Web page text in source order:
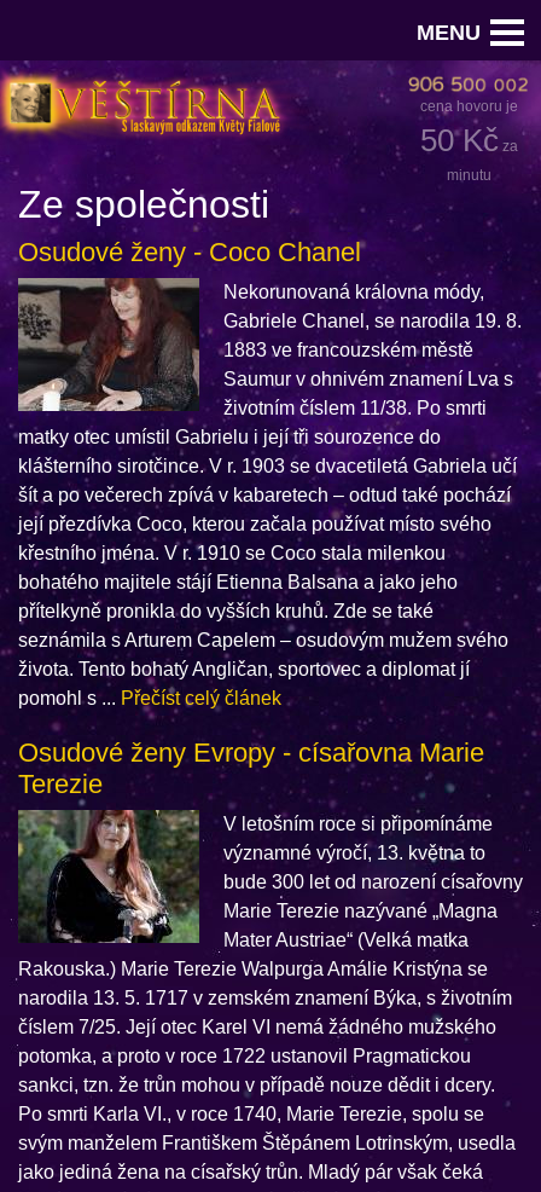
MENU
cena hovoru je
50 Kč za
minutu
Ze společnosti
Osudové ženy - Coco Chanel
Nekorunovaná královna módy,
Gabriele Chanel, se narodila 19. 8.
1883 ve francouzském městě
Saumur v ohnivém znamení Lva s
životním číslem 11/38. Po smrti
matky otec umístil Gabrielu i její tři sourozence do
klášterního sirotčince. V r. 1903 se dvacetiletá Gabriela učí
šít a po večerech zpívá v kabaretech – odtud také pochází
její přezdívka Coco, kterou začala používat místo svého
křestního jména. V r. 1910 se Coco stala milenkou
bohatého majitele stájí Etienna Balsana a jako jeho
přítelkyně pronikla do vyšších kruhů. Zde se také
seznámila s Arturem Capelem – osudovým mužem svého
života. Tento bohatý Angličan, sportovec a diplomat jí
pomohl s ... Přečíst celý článek
Osudové ženy Evropy - císařovna Marie
Terezie
V letošním roce si připomínáme
významné výročí, 13. května to
bude 300 let od narození císařovny
Marie Terezie nazývané „Magna
Mater Austriae“ (Velká matka
Rakouska.) Marie Terezie Walpurga Amálie Kristýna se
narodila 13. 5. 1717 v zemském znamení Býka, s životním
číslem 7/25. Její otec Karel VI nemá žádného mužského
potomka, a proto v roce 1722 ustanovil Pragmatickou
sankci, tzn. že trůn mohou v případě nouze dědit i dcery.
Po smrti Karla VI., v roce 1740, Marie Terezie, spolu se
svým manželem Františkem Štěpánem Lotrinským, usedla
jako jediná žena na císařský trůn. Mladý pár však čeká